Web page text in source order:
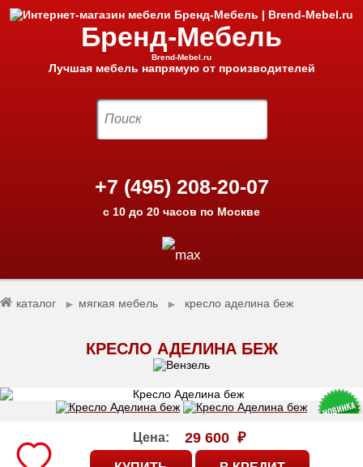
Бренд-Мебель
Brend-Mebel.ru
Лучшая мебель напрямую от производителей
+7 (495) 208-20-07
с 10 до 20 часов по Москве
каталог ► мягкая мебель ► кресло аделина беж
КРЕСЛО АДЕЛИНА БЕЖ
Цена: 29 600 ₽